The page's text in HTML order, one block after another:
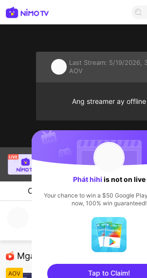
Last Stream: 5/19/2026,
AOV
Ang streamer ay offline
is live!
Views
Chat Streamer
Mga Nirerekominda Na Mga
AOV AOV
sentinelStart
Phát hihi is not on live
Your chance to win a $50 Google
now, 100% win guaranteed!
Tap to Claim!